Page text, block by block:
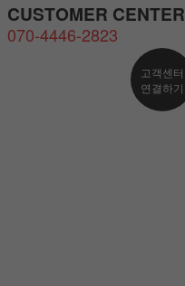
CUSTOMER CENTER
070-4446-2823
고객센터
연결하기